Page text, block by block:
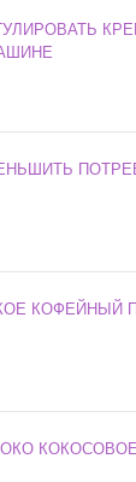
КОФЕЙНЫЙ